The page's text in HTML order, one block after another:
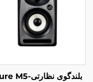
بلندگوی نظارتی-Pure M5